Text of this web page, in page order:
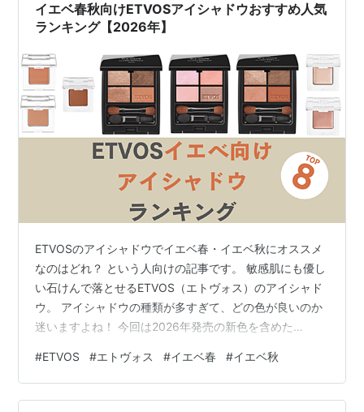
イエベ春秋向けETVOSアイシャドウおすすめ人気
ランキング【2026年】
ETVOSのアイシャドウでイエベ春・イエベ秋にオススメ
なのはどれ？ という人向けの記事です。 敏感肌にも優し
い石けんで落とせるETVOS（エトヴォス）のアイシャド
ウ。 アイシャドウの種類が多すぎて、どの色が良いのか
迷いますよね！ 今回は2026年発売の新色を含めた
ら、イエベ春＆イエベ秋におすすめのアイシャドウTOP9
を紹介します！ ＞＞ETVOS公式ストア イエベ１
位:ETVOSミネラルマルチパウダー「リノベージュ」 イ
#ETVOS #エトヴォス #イエベ春 #イエベ秋